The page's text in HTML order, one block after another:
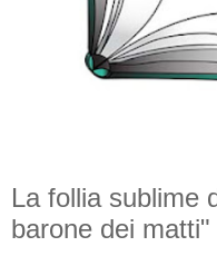
La follia sublime
barone dei matti"